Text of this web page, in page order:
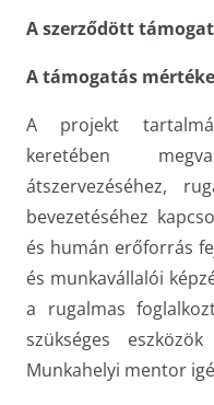
A szerződött
A támogatás
A projekt
keretében
átszervezéséhez,
bevezetéséhez
és humán erőforrás
és munkavállalói
a rugalmas
szükséges
Munkahelyi mentor